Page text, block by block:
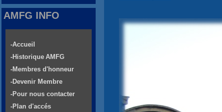
AMFG INFO
-Accueil
-Historique AMFG
-Membres d'honneur
-Devenir Membre
-Pour nous contacter
-Plan d'accés